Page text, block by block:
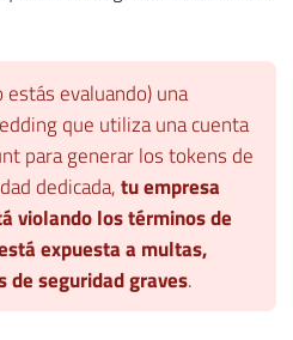
evaluando) una
que utiliza una cuenta
para generar los tokens de
dedicada,tu empresa
violando los términos de
expuesta a multas,
de seguridad graves.